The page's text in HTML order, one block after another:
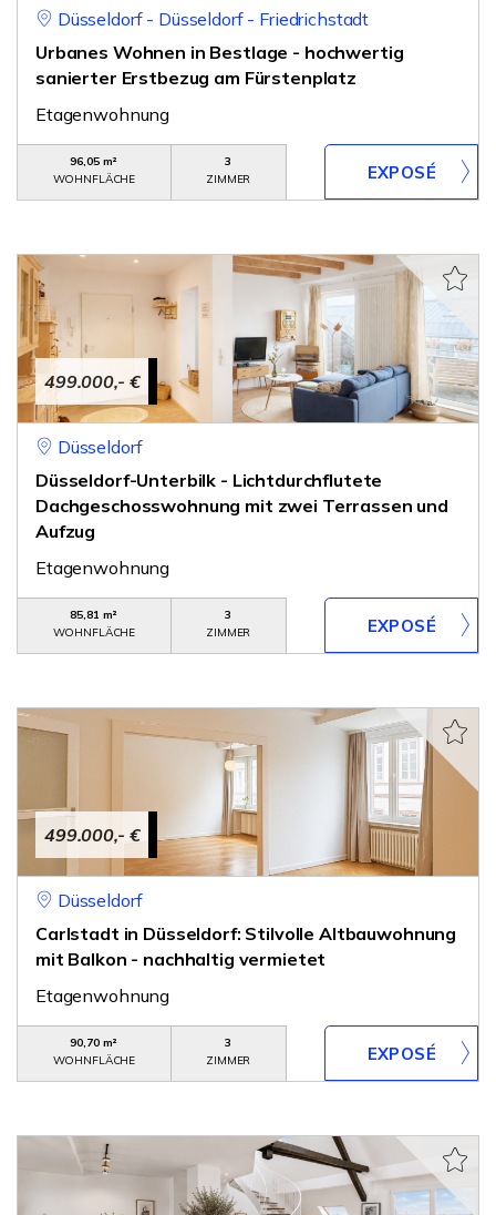
Düsseldorf - Düsseldorf - Friedrichstadt
Urbanes Wohnen in Bestlage - hochwertig
sanierter Erstbezug am Fürstenplatz
Etagenwohnung
96,05 m²
WOHNFLÄCHE
3
ZIMMER
499.000,- €
Düsseldorf
Düsseldorf-Unterbilk - Lichtdurchflutete
Dachgeschosswohnung mit zwei Terrassen und
Aufzug
Etagenwohnung
85,81 m²
WOHNFLÄCHE
3
ZIMMER
499.000,- €
Düsseldorf
Carlstadt in Düsseldorf: Stilvolle Altbauwohnung
mit Balkon - nachhaltig vermietet
Etagenwohnung
90,70 m²
WOHNFLÄCHE
3
ZIMMER